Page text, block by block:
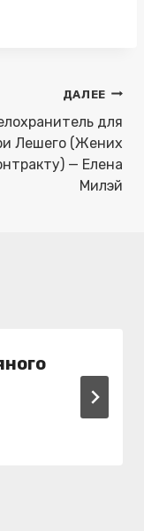
ДАЛЕЕ
для
Лешего (Жених
— Елена
Милэй